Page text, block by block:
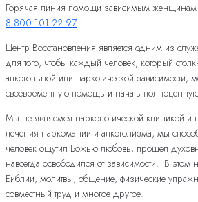
Горячая линия помощи зависимым женщинам
8 800 101 22 97
Центр Восстановления является одним из
для того, чтобы каждый человек, который
алкогольной или наркотической зависимости,
своевременную помощь и начать
Мы не являемся наркологической клиникой и
лечения наркомании и алкоголизма, мы
человек ощутил Божью любовь, прошел
навсегда освободился от зависимости. В этом
Библии, молитвы, общение, физические
совместный труд и многое другое.